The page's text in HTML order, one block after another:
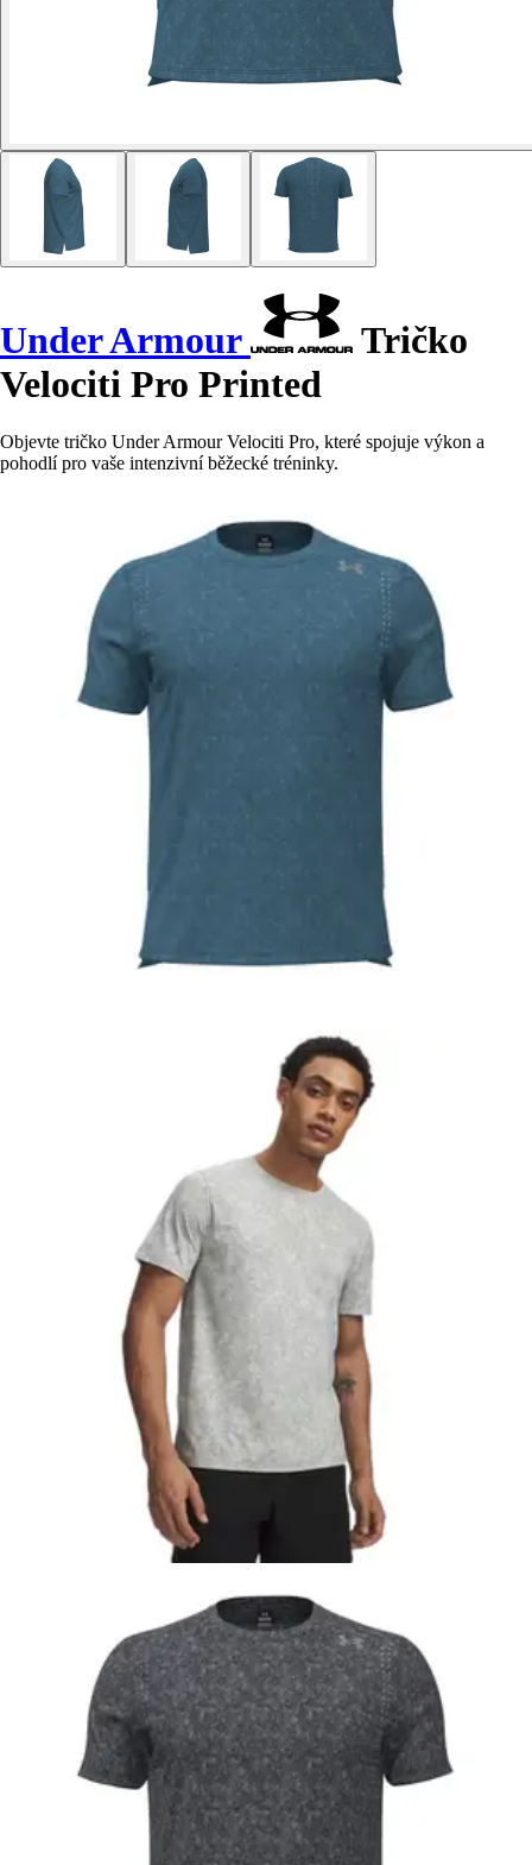
Under Armour
Tričko
Velociti Pro Printed
Objevte tričko Under Armour Velociti Pro, které spojuje výkon a
pohodlí pro vaše intenzivní běžecké tréninky.